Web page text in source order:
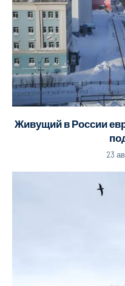
Живущий в России
23